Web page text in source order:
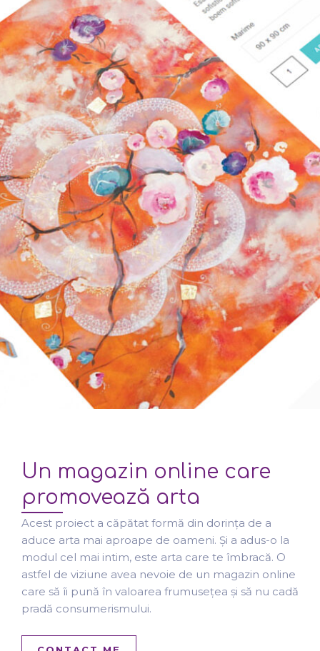
Un magazin online care
promovează arta
Acest proiect a căpătat formă din dorința de a
aduce arta mai aproape de oameni. Și a adus-o la
modul cel mai intim, este arta care te îmbracă. O
astfel de viziune avea nevoie de un magazin online
care să îi pună în valoarea frumusețea și să nu cadă
pradă consumerismului.